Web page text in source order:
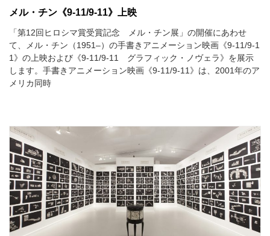
メル・チン《9-11/9-11》上映
「第12回ヒロシマ賞受賞記念 メル・チン展」の開催にあわせ
て、メル・チン（1951–）の手書きアニメーション映画《9-11/9-1
1》の上映および《9-11/9-11 グラフィック・ノヴェラ》を展示
します。手書きアニメーション映画《9-11/9-11》は、2001年のア
メリカ同時